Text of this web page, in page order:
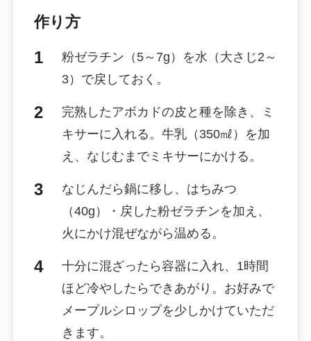
作り方
粉ゼラチン（5～7g）を水（大さじ2～
3）で戻しておく。
完熟したアボカドの皮と種を除き、ミ
キサーに入れる。牛乳（350㎖）を加
え、なじむまでミキサーにかける。
なじんだら鍋に移し、はちみつ
（40g）・戻した粉ゼラチンを加え、
火にかけ混ぜながら温める。
十分に混ざったら容器に入れ、1時間
ほど冷やしたらできあがり。お好みで
メープルシロップを少しかけていただ
きます。